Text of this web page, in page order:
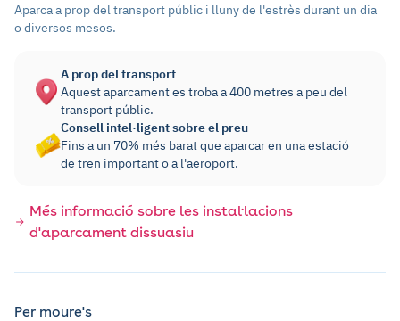
Aparca a prop del transport públic i lluny de l'estrès durant un dia
o diversos mesos.
A prop del transport
Aquest aparcament es troba a 400 metres a peu del
transport públic.
Consell intel·ligent sobre el preu
Fins a un 70% més barat que aparcar en una estació
de tren important o a l'aeroport.
Més informació sobre les instal·lacions
d'aparcament dissuasiu
Per moure's